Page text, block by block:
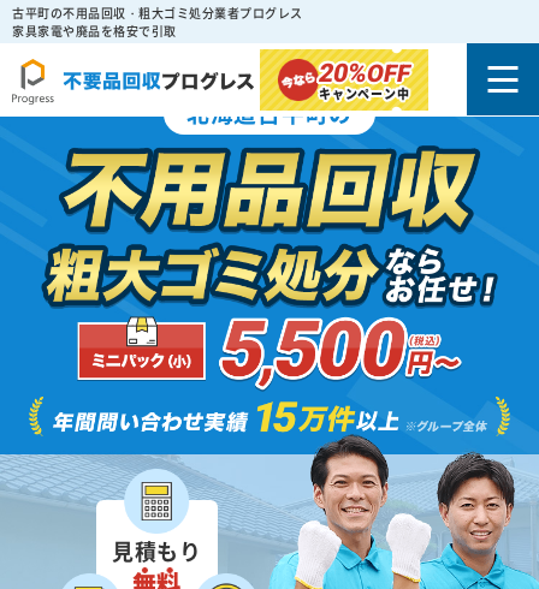
古平町の不用品回収・粗大ゴミ処分業者プログレス
家具家電や廃品を格安で引取
20%OFF
キャンペーン中
北海道古平町の
見積もり